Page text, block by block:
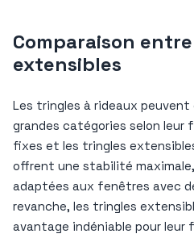
Comparaison
extensibles
Les tringles à rideaux
grandes catégories selon
fixes et les tringles
offrent une stabilité
adaptées aux fenêtres avec
revanche, les tringles
avantage indéniable pour leur